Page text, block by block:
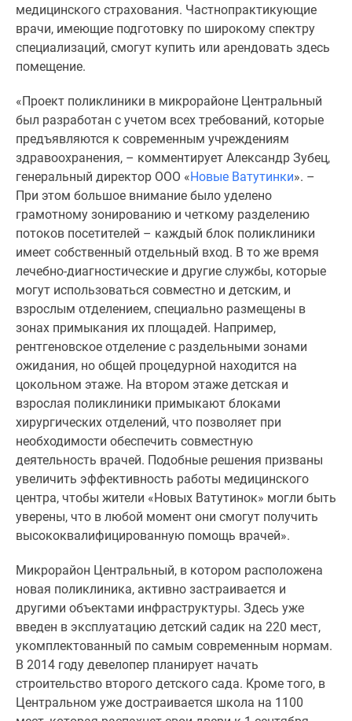
Медиа
Новости
недвижимости
Мнение
Аналитика
рынка
Покупателю
Экспертиза
новостроек
Эксперты
авторы
проекте
Контакты
Реклама
сайте
Дзен
Машино-
места
Апартаменты
#траншевая
ипотека
#рассрочка
ИТ-
ипотека
скидками
41%
Видео
360°
новостроек
Субсидированная
медицинского страхования. Частнопрактикующие
врачи, имеющие подготовку по широкому спектру
специализаций, смогут купить или арендовать здесь
помещение.
«Проект поликлиники в микрорайоне Центральный
был разработан с учетом всех требований, которые
предъявляются к современным учреждениям
здравоохранения, – комментирует Александр Зубец,
генеральный директор ООО «Новые Ватутинки». –
При этом большое внимание было уделено
грамотному зонированию и четкому разделению
потоков посетителей – каждый блок поликлиники
имеет собственный отдельный вход. В то же время
лечебно-диагностические и другие службы, которые
могут использоваться совместно и детским, и
взрослым отделением, специально размещены в
зонах примыкания их площадей. Например,
рентгеновское отделение с раздельными зонами
ожидания, но общей процедурной находится на
цокольном этаже. На втором этаже детская и
взрослая поликлиники примыкают блоками
хирургических отделений, что позволяет при
необходимости обеспечить совместную
деятельность врачей. Подобные решения призваны
увеличить эффективность работы медицинского
центра, чтобы жители «Новых Ватутинок» могли быть
уверены, что в любой момент они смогут получить
высококвалифицированную помощь врачей».
Микрорайон Центральный, в котором расположена
новая поликлиника, активно застраивается и
другими объектами инфраструктуры. Здесь уже
введен в эксплуатацию детский садик на 220 мест,
укомплектованный по самым современным нормам.
В 2014 году девелопер планирует начать
строительство второго детского сада. Кроме того, в
Центральном уже достраивается школа на 1100